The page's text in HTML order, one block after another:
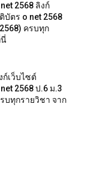
2568 ลิงก์
บัตร o net 2568
ครบทุก
นี่
ก์เว็บไซต์
2568 ป.6 ม.3
บทุกรายวิชา จาก